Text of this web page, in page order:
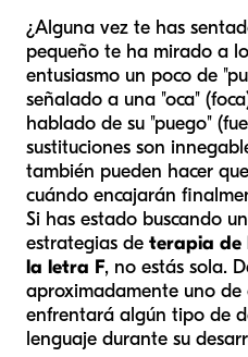
¿Alguna vez te has
pequeño te ha mirado a
entusiasmo un poco de
señalado a una "oca"
hablado de su "puego"
sustituciones son
también pueden hacer
cuándo encajarán
Si has estado buscando
estrategias de terapia de
la letra F, no estás sola.
aproximadamente uno
enfrentará algún tipo de
lenguaje durante su